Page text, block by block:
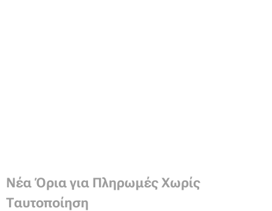
Νέα Όρια για Πληρωμές Χωρίς
Ταυτοποίηση